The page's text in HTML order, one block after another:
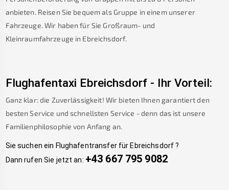
anbieten. Reisen Sie bequem als Gruppe in einem unserer
Fahrzeuge. Wir haben für Sie Großraum- und
Kleinraumfahrzeuge in Ebreichsdorf.
Flughafentaxi Ebreichsdorf - Ihr Vorteil:
Ganz klar: die Zuverlässigkeit! Wir bieten Ihnen garantiert den
besten Service und schnellsten Service - denn das ist unsere
Familienphilosophie von Anfang an.
Sie suchen ein Flughafentransfer für Ebreichsdorf?
Dann rufen Sie jetzt an: +43 667 795 9082